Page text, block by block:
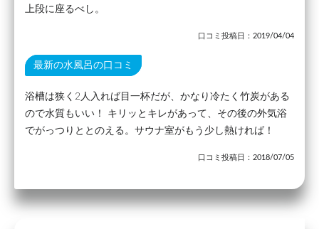
上段に座るべし。
口コミ投稿日：2019/04/04
最新の水風呂の口コミ
浴槽は狭く2人入れば目一杯だが、かなり冷たく竹炭がある
ので水質もいい！ キリッとキレがあって、その後の外気浴
でがっつりととのえる。サウナ室がもう少し熱ければ！
口コミ投稿日：2018/07/05